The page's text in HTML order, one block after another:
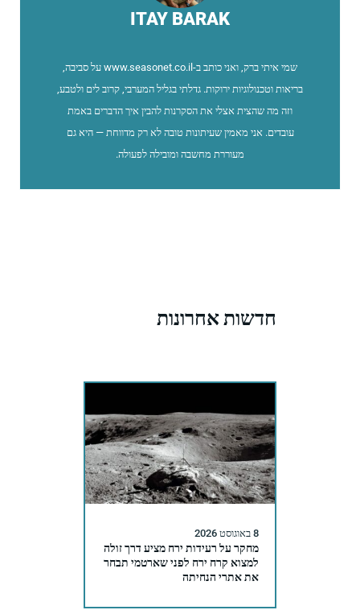
ITAY BARAK
שמי איתי ברק, ואני כותב ב-www.seasonet.co.il על סביבה,
בריאות וטכנולוגיות ירוקות. גדלתי בגליל המערבי, קרוב לים ולטבע,
וזה מה שהצית אצלי את הסקרנות להבין איך הדברים באמת
עובדים. אני מאמין שעיתונות טובה לא רק מדווחת — היא גם
מעוררת מחשבה ומובילה לפעולה.
חדשות אחרונות
8 באוגוסט 2026
מחקר על רעידות ירח מציע דרך זולה
למצוא קרח ירח לפני שארטמי תבחר
את אתרי הנחיתה